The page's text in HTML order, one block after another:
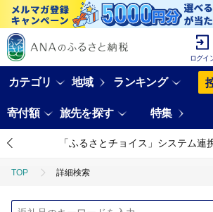
ログイ
カテゴリ 地域 ランキング
寄付額 旅先を探す 特集
「ふるさとチョイス」システム連
TOP 詳細検索